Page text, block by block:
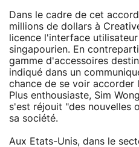
Dans le cadre de cet
millions de dollars à
licence l'interface
singapourien. En
gamme d'accessoires
indiqué dans un
chance de se voir accorder
Plus enthousiaste, Sim
s'est réjouit "des nouvelles
sa société.
Aux Etats-Unis, dans le